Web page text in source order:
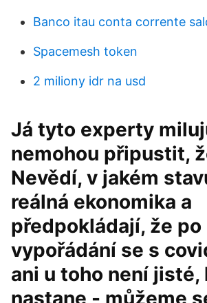
Banco itau conta corrente
Spacemesh token
2 miliony idr na usd
Já tyto experty
nemohou připustit,
Nevědí, v jakém
reálná ekonomika a
předpokládají, že po
vypořádání se s
ani u toho není jisté,
nastane - můžeme